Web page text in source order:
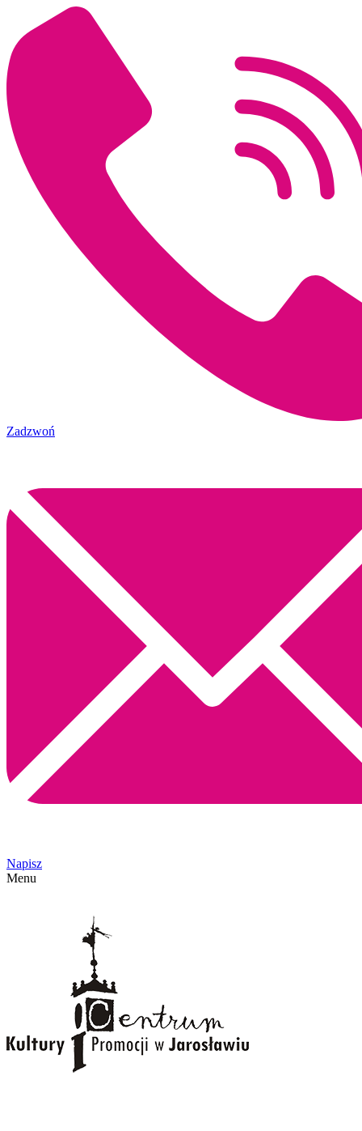
Zadzwoń
Napisz
Menu